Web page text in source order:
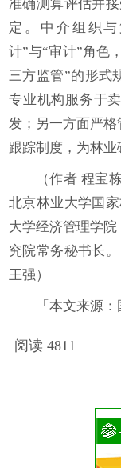
准确测算评估并
定。中介组织
计”与“审计”角色
三方监管”的形式
专业机构服务于
发；另一方面严
跟踪制度，为林业
（作者 程宝
北京林业大学国
大学经济管理学
究院常务秘书长
王强）
「本文来源
阅读 4811